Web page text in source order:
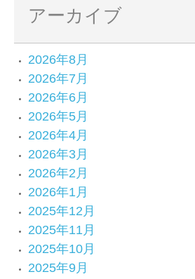
アーカイブ
2026年8月
2026年7月
2026年6月
2026年5月
2026年4月
2026年3月
2026年2月
2026年1月
2025年12月
2025年11月
2025年10月
2025年9月